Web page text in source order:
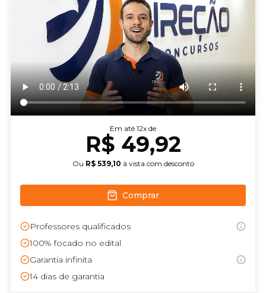
Em até 12x de
R$ 49,92
Ou R$ 539,10 à vista com desconto
Comprar
Professores qualificados
100% focado no edital
Garantia infinita
14 dias de garantia